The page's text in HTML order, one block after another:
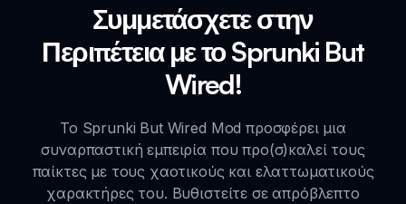
Συμμετάσχετε στην
Περιπέτεια με το Sprunki But
Wired!
Το Sprunki But Wired Mod προσφέρει μια
συναρπαστική εμπειρία που προ(σ)καλεί τους
παίκτες με τους χαοτικούς και ελαττωματικούς
χαρακτήρες του. Βυθιστείτε σε απρόβλεπτο